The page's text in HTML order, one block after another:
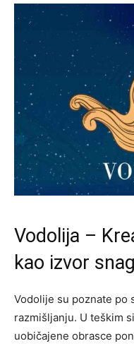
Vodolija –
kao izvor
Vodolije su poznate po
razmišljanju. U teškim
uobičajene obrasce